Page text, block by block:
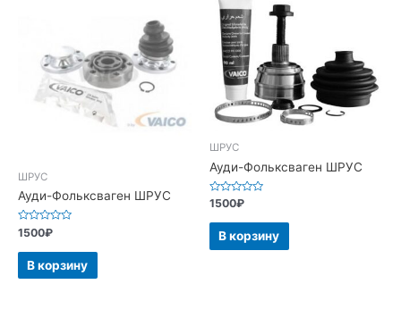
ШРУС
Ауди-Фольксваген ШРУС
Оценка
0
из
1500₽
В корзину
ШРУС
Ауди-Фольксваген ШРУС
Оценка
из
1500₽
В корзину